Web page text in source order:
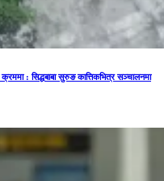
: सिद्धबाबा सुरुङ कात्तिकभित्र सञ्चालनमा